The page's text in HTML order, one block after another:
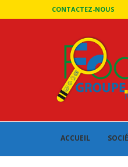
CONTACTEZ-NOUS
ACCUEIL